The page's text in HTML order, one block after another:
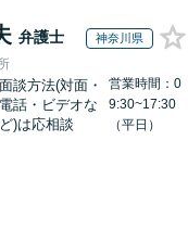
弁護士 神奈川県
面談方法(対面・
電話・ビデオな
ど)は応相談
営業時間：0
9:30~17:30
（平日）